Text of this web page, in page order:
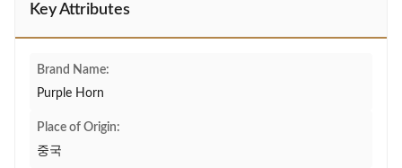
Key Attributes
Brand Name:
Purple Horn
Place of Origin:
중국